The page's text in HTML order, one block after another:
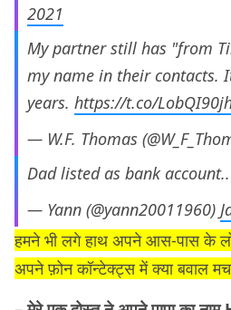
2021
My partner still has "from
my name in their contacts.
years. https://t.co/
— W.F. Thomas
Dad listed as bank account..
— Yann (@yann20011960)
हमने भी लगे हाथ अपने आस-पास के
अपने फ़ोन कॉन्टेक्ट्स में क्या बवाल